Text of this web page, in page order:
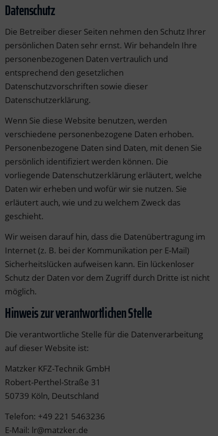
Datenschutz
Die Betreiber dieser Seiten nehmen den Schutz Ihrer
persönlichen Daten sehr ernst. Wir behandeln Ihre
personenbezogenen Daten vertraulich und
entsprechend den gesetzlichen
Datenschutzvorschriften sowie dieser
Datenschutzerklärung.
Wenn Sie diese Website benutzen, werden
verschiedene personenbezogene Daten erhoben.
Personenbezogene Daten sind Daten, mit denen Sie
persönlich identifiziert werden können. Die
vorliegende Datenschutzerklärung erläutert, welche
Daten wir erheben und wofür wir sie nutzen. Sie
erläutert auch, wie und zu welchem Zweck das
geschieht.
Wir weisen darauf hin, dass die Datenübertragung im
Internet (z. B. bei der Kommunikation per E-Mail)
Sicherheitslücken aufweisen kann. Ein lückenloser
Schutz der Daten vor dem Zugriff durch Dritte ist nicht
möglich.
Hinweis zur verantwortlichen Stelle
Die verantwortliche Stelle für die Datenverarbeitung
auf dieser Website ist:
Matzker KFZ-Technik GmbH
Robert-Perthel-Straße 31
50739 Köln, Deutschland
Telefon: +49 221 5463236
E-Mail: lr@matzker.de